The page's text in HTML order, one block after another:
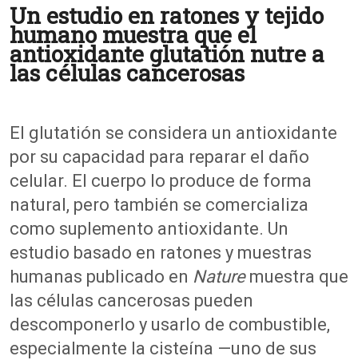
Un estudio en ratones y tejido
humano muestra que el
antioxidante glutatión nutre a
las células cancerosas
El glutatión se considera un antioxidante
por su capacidad para reparar el daño
celular. El cuerpo lo produce de forma
natural, pero también se comercializa
como suplemento antioxidante. Un
estudio basado en ratones y muestras
humanas publicado en Nature muestra que
las células cancerosas pueden
descomponerlo y usarlo de combustible,
especialmente la cisteína —uno de sus